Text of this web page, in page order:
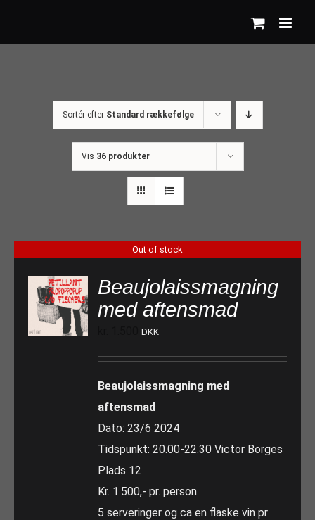
Sortér efter Standard rækkefølge
Vis 36 produkter
Out of stock
Beaujolaissmagning
med aftensmad
DKK
Beaujolaissmagning med
aftensmad
Dato: 23/6 2024
Tidspunkt: 20.00-22.30 Victor Borges
Plads 12
Kr. 1.500,- pr. person
5 serveringer og ca en flaske vin pr